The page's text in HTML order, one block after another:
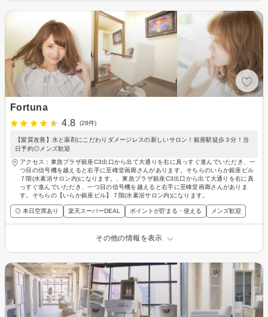
Fortuna
4.8
(28件)
【髪質改善】水と薬剤にこだわりダメージレスの新しいサロン！銀座駅徒歩３分！当
日予約◎メンズ歓迎
アクセス：東急プラザ銀座C3出口から出て大通りを右に真っすぐ進んでいただき、一
つ目の信号機を越えると右手に至峰堂画廊さんがあります。そちらのいらか銀座ビル
７階(水素浴サロン内)になります。、東急プラザ銀座C3出口から出て大通りを右に真
っすぐ進んでいただき、一つ目の信号機を越えると右手に至峰堂画廊さんがありま
す。そちらの【いらか銀座ビル】７階(水素浴サロン内)になります。
◎ 本日空席あり 楽天スーパーDEAL ポイントが貯まる・使える メンズ歓迎
その他の情報を表示